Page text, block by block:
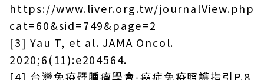
https://www.liver.org.tw/journalView.php?
cat=60&sid=749&page=2
[3] Yau T, et al. JAMA Oncol.
2020;6(11):e204564.
[4] 台灣免疫暨腫瘤學會-癌症免疫照護指引P.8